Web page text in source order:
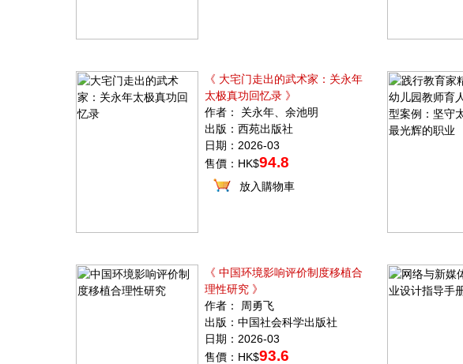
《 大宅门走出的武术家：关永年
太极真功回忆录 》
作者： 关永年、余池明
出版：西苑出版社
日期：2026-03
售價：HK$94.8
放入購物車
《 中国环境影响评价制度移植合
理性研究 》
作者： 周勇飞
出版：中国社会科学出版社
日期：2026-03
售價：HK$93.6